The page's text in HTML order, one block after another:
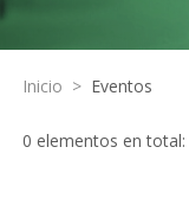
Inicio > Eventos
0 elementos en total: